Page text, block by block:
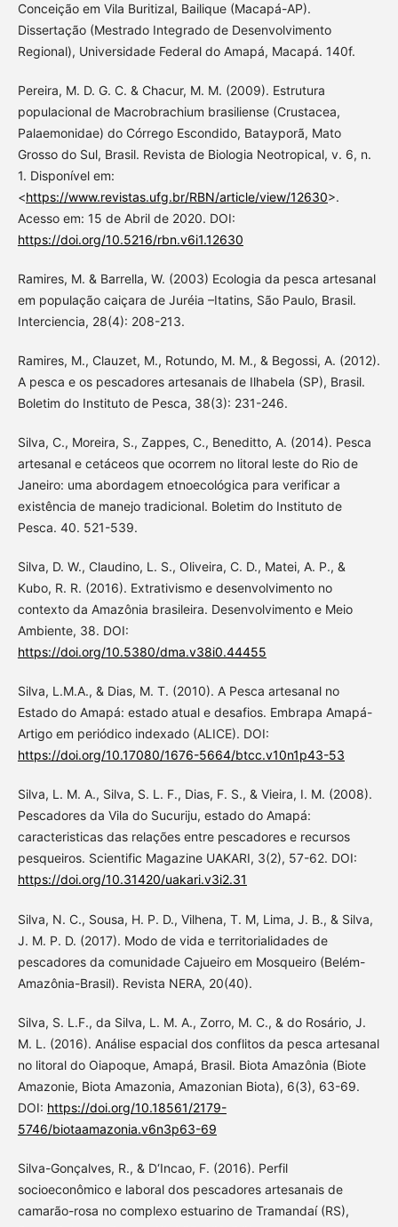
Conceição em Vila Buritizal, Bailique (Macapá-AP).
Dissertação (Mestrado Integrado de Desenvolvimento
Regional), Universidade Federal do Amapá, Macapá. 140f.
Pereira, M. D. G. C. & Chacur, M. M. (2009). Estrutura
populacional de Macrobrachium brasiliense (Crustacea,
Palaemonidae) do Córrego Escondido, Batayporã, Mato
Grosso do Sul, Brasil. Revista de Biologia Neotropical, v. 6, n.
1. Disponível em:
<https://www.revistas.ufg.br/RBN/article/view/12630>.
Acesso em: 15 de Abril de 2020. DOI:
https://doi.org/10.5216/rbn.v6i1.12630
Ramires, M. & Barrella, W. (2003) Ecologia da pesca artesanal
em população caiçara de Juréia –Itatins, São Paulo, Brasil.
Interciencia, 28(4): 208-213.
Ramires, M., Clauzet, M., Rotundo, M. M., & Begossi, A. (2012).
A pesca e os pescadores artesanais de Ilhabela (SP), Brasil.
Boletim do Instituto de Pesca, 38(3): 231-246.
Silva, C., Moreira, S., Zappes, C., Beneditto, A. (2014). Pesca
artesanal e cetáceos que ocorrem no litoral leste do Rio de
Janeiro: uma abordagem etnoecológica para verificar a
existência de manejo tradicional. Boletim do Instituto de
Pesca. 40. 521-539.
Silva, D. W., Claudino, L. S., Oliveira, C. D., Matei, A. P., &
Kubo, R. R. (2016). Extrativismo e desenvolvimento no
contexto da Amazônia brasileira. Desenvolvimento e Meio
Ambiente, 38. DOI:
https://doi.org/10.5380/dma.v38i0.44455
Silva, L.M.A., & Dias, M. T. (2010). A Pesca artesanal no
Estado do Amapá: estado atual e desafios. Embrapa Amapá-
Artigo em periódico indexado (ALICE). DOI:
https://doi.org/10.17080/1676-5664/btcc.v10n1p43-53
Silva, L. M. A., Silva, S. L. F., Dias, F. S., & Vieira, I. M. (2008).
Pescadores da Vila do Sucuriju, estado do Amapá:
caracteristicas das relações entre pescadores e recursos
pesqueiros. Scientific Magazine UAKARI, 3(2), 57-62. DOI:
https://doi.org/10.31420/uakari.v3i2.31
Silva, N. C., Sousa, H. P. D., Vilhena, T. M, Lima, J. B., & Silva,
J. M. P. D. (2017). Modo de vida e territorialidades de
pescadores da comunidade Cajueiro em Mosqueiro (Belém-
Amazônia-Brasil). Revista NERA, 20(40).
Silva, S. L.F., da Silva, L. M. A., Zorro, M. C., & do Rosário, J.
M. L. (2016). Análise espacial dos conflitos da pesca artesanal
no litoral do Oiapoque, Amapá, Brasil. Biota Amazônia (Biote
Amazonie, Biota Amazonia, Amazonian Biota), 6(3), 63-69.
DOI: https://doi.org/10.18561/2179-
5746/biotaamazonia.v6n3p63-69
Silva-Gonçalves, R., & D‘Incao, F. (2016). Perfil
socioeconômico e laboral dos pescadores artesanais de
camarão-rosa no complexo estuarino de Tramandaí (RS),